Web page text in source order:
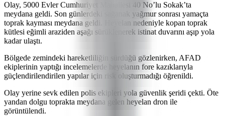
Olay, 5000 Evler Cumhuriyet Mahallesi 40 No’lu Sokak’ta
meydana geldi. Son günlerdeki sağanak yağmur sonrası yamaçta
toprak kayması meydana geldi. Heyelan nedeniyle kopan toprak
kütlesi eğimli araziden aşağı sürüklenerek istinat duvarını aşıp yola
kadar ulaştı.
Bölgede zemindeki hareketliliğin sürdüğü gözlenirken, AFAD
ekiplerinin yaptığı incelemelerde heyelanın fore kazıklarıyla
güçlendirilendirilen yapılar için risk oluşturmadığı öğrenildi.
Olay yerine sevk edilen polis ekipleri yola güvenlik şeridi çekti. Öte
yandan dolgu toprakta meydana gelen heyelan dron ile
görüntülendi.